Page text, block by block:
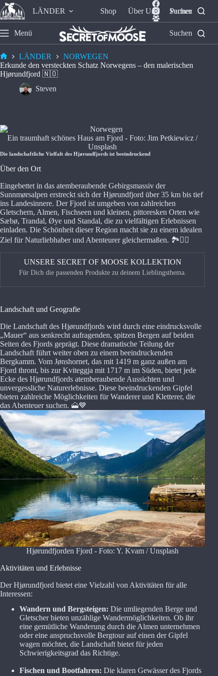
LÄNDER Shop Über Uns Partner
Suchen
Menü Suchen
LÄNDER
NORWEGEN
Erkunde den versteckten Schatz Norwegens – den malerischen
Hjørundfjord 🇳🇴
Steven
Ein traumhaft schönes Haus am Fjord - Foto: Jim Petkiewicz /
Unsplash
Die landschaftliche Vielfalt des Hjørundfjords ist beeindruckend
Über den Ort
Eingebettet in das atemberaubende Gebirgsmassiv der
Sunnmørsalpen erstreckt sich der Hjørundfjord über 35 km bis tief
ins Landesinnere. Der Fjord ist umgeben von zahlreichen
Gletschern, Almen, Fischseen und kleinen, pittoresken Orten wie
Sæbø, Trandal, Øye und Standal, die zu vielfältigen Erlebnissen
einladen. Die Schönheit dieser Region macht sie zu einem idealen
Ziel für Naturliebhaber und Abenteurer gleichermaßen. 🏞️🚣‍♂️
UNSERE SECRET OF MOOSE KOLLEKTION
Für Dich die passenden Produkte zu deinem Lieblingsthema.
Landschaft und Geografie
Die Landschaft des Hjørundfjords wird durch eine eindrucksvolle
„Mauer“ aus senkrecht aufragenden, spitzen Bergen auf beiden
Seiten des Fjords geprägt. Diese dramatische Teilung der
Landschaft führt weiter oben zu einem beeindruckenden
Bergkamm. Vom Jønshornet, das mit 1419 m ganz außen am
Fjord thront, bis zur Kviteggja mit 1717 m im Süden, bietet jede
Ecke des Hjørundfjords atemberaubende Aussichten und
unvergessliche Naturerlebnisse. Diese beeindruckenden Gipfel
bieten zahlreiche Möglichkeiten für Wanderer und Kletterer, die
das Abenteuer suchen. 🗻💙
Hjørundfjorden Fjord - Foto: Y. Kvam / Unsplash
Aktivitäten und Erlebnisse
Der Hjørundfjord bietet eine Vielzahl von Aktivitäten für alle
Interessen:
Wandern und Bergsteigen: Die umliegenden Berge und
Gletscher bieten unzählige Wandermöglichkeiten. Ob ihr
eine gemütliche Wanderung durch die Almen unternehmen
oder eine anspruchsvolle Bergtour auf einen der Gipfel
wagen möchtet, die Landschaft bietet für jeden
Schwierigkeitsgrad das Richtige.
Fischen und Bootfahren: Die klaren Gewässer des Fjords